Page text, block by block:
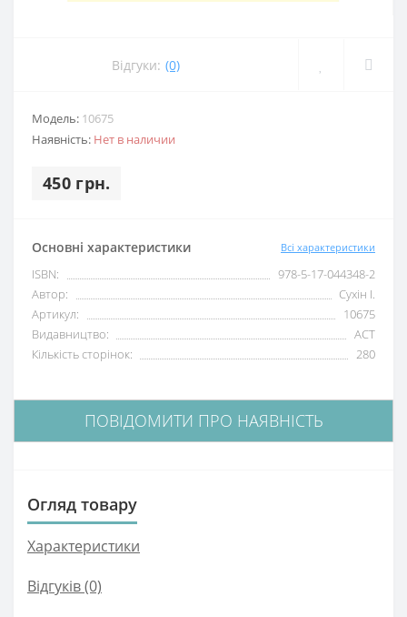
Відгуки: (0)
Модель: 10675
Наявність: Нет в наличии
450 грн.
Основні характеристики Всі характеристики
ISBN:
978-5-17-044348-2
Автор:
Сухін І.
Артикул:
10675
Видавництво:
АСТ
Кількість сторінок:
280
ПОВІДОМИТИ ПРО НАЯВНІСТЬ
Огляд товару
Характеристики
Відгуків (0)